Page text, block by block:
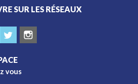
SUR LES RÉSEAUX
vous